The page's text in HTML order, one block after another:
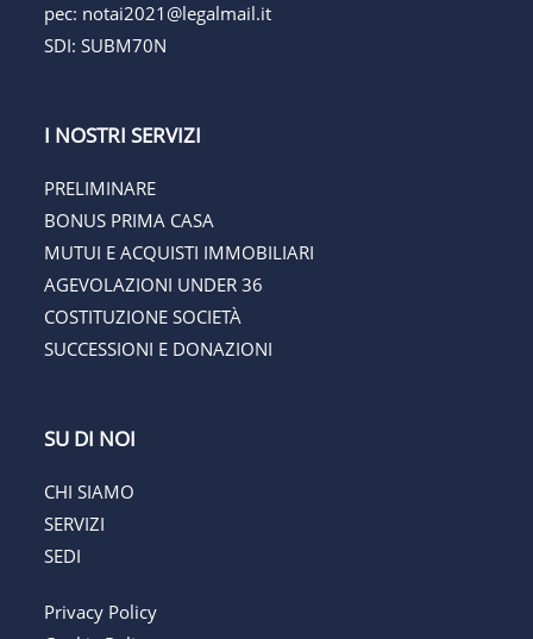
pec: notai2021@legalmail.it
SDI: SUBM70N
I NOSTRI SERVIZI
PRELIMINARE
BONUS PRIMA CASA
MUTUI E ACQUISTI IMMOBILIARI
AGEVOLAZIONI UNDER 36
COSTITUZIONE SOCIETÀ
SUCCESSIONI E DONAZIONI
SU DI NOI
CHI SIAMO
SERVIZI
SEDI
Privacy Policy